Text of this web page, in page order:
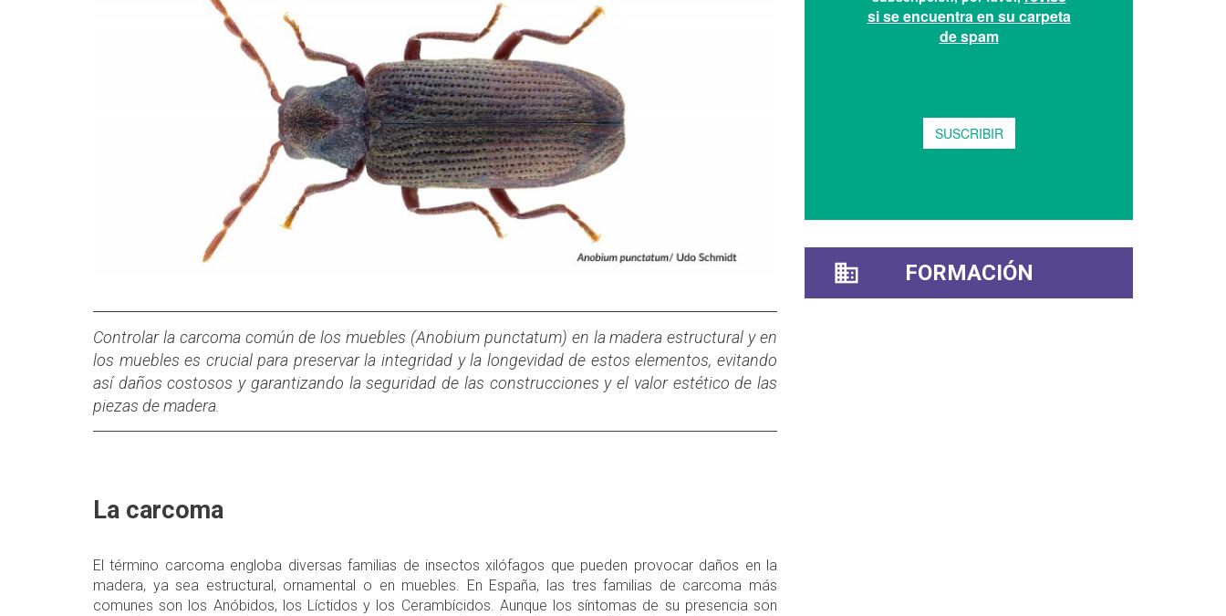
Controlar la carcoma común de los muebles (Anobium punctatum) en la madera estructural y en
los muebles es crucial para preservar la integridad y la longevidad de estos elementos, evitando
así daños costosos y garantizando la seguridad de las construcciones y el valor estético de las
piezas de madera.
La carcoma
El término carcoma engloba diversas familias de insectos xilófagos que pueden provocar daños en la
madera, ya sea estructural, ornamental o en muebles. En España, las tres familias de carcoma más
comunes son los Anóbidos, los Líctidos y los Cerambícidos. Aunque los síntomas de su presencia son
FORMACIÓN